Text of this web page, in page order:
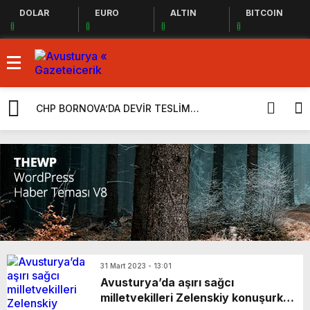
DOLAR EURO ALTIN BITCOIN
CHP BORNOVA’DA DEVİR TESLİM
GERÇEKLEŞTİ
“Takiyye”
Yeni Parti
31 Mart 2023 - 13:01
Avusturya’da aşırı sağcı
milletvekilleri Zelenskiy konuşurken